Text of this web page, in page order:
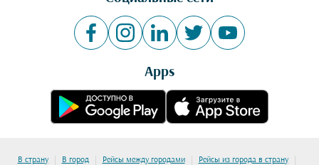
Apps
В страну | В город | Рейсы между городами | Рейсы из города в страну |